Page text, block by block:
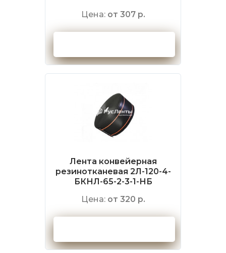
Цена: от 307 р.
Лента конвейерная
резинотканевая 2Л-120-4-
БКНЛ-65-2-3-1-НБ
Цена: от 320 р.